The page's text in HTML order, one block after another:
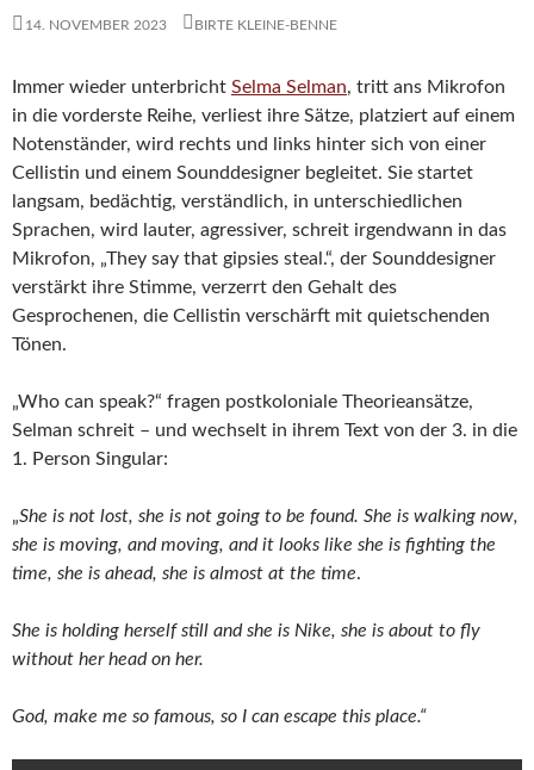
14. NOVEMBER 2023 BIRTE KLEINE-BENNE
Immer wieder unterbricht Selma Selman, tritt ans Mikrofon
in die vorderste Reihe, verliest ihre Sätze, platziert auf einem
Notenständer, wird rechts und links hinter sich von einer
Cellistin und einem Sounddesigner begleitet. Sie startet
langsam, bedächtig, verständlich, in unterschiedlichen
Sprachen, wird lauter, agressiver, schreit irgendwann in das
Mikrofon, „They say that gipsies steal.“, der Sounddesigner
verstärkt ihre Stimme, verzerrt den Gehalt des
Gesprochenen, die Cellistin verschärft mit quietschenden
Tönen.
„Who can speak?“ fragen postkoloniale Theorieansätze,
Selman schreit – und wechselt in ihrem Text von der 3. in die
1. Person Singular:
„She is not lost, she is not going to be found. She is walking now,
she is moving, and moving, and it looks like she is fighting the
time, she is ahead, she is almost at the time.
She is holding herself still and she is Nike, she is about to fly
without her head on her.
God, make me so famous, so I can escape this place.“